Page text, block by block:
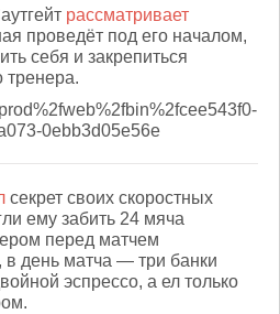
рассматривает
проведёт под его началом,
себя и закрепиться
тренера.
секрет своих скоростных
ему забить 24 мяча
перед матчем
день матча — три банки
эспрессо, а ел только